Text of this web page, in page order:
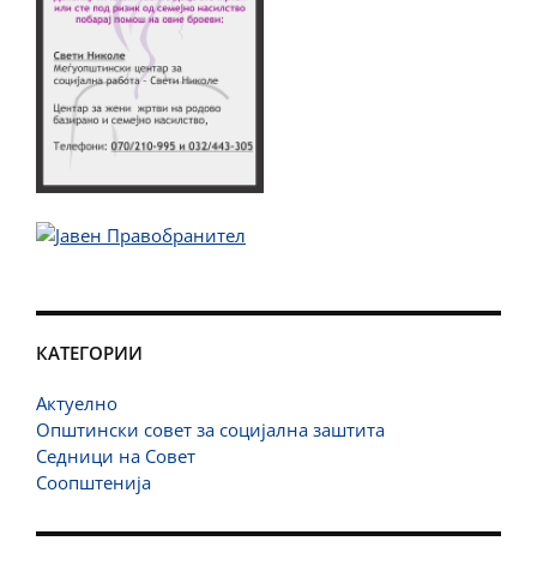
КАТЕГОРИИ
Актуелно
Општински совет за социјална заштита
Седници на Совет
Соопштенија